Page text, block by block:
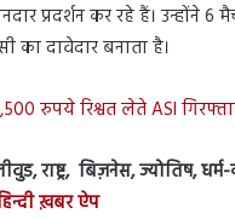
प्रदर्शन कर रहे हैं।
का दावेदार बनाता है।
रुपये रिश्वत लेते ASI
राष्ट्र, बिज़नेस, ज्योतिष,
ख़बर ऐप